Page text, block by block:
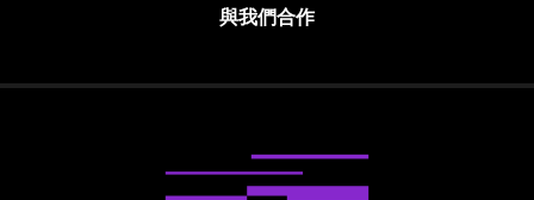
與我們合作